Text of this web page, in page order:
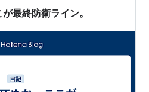
最終防衛ライン。